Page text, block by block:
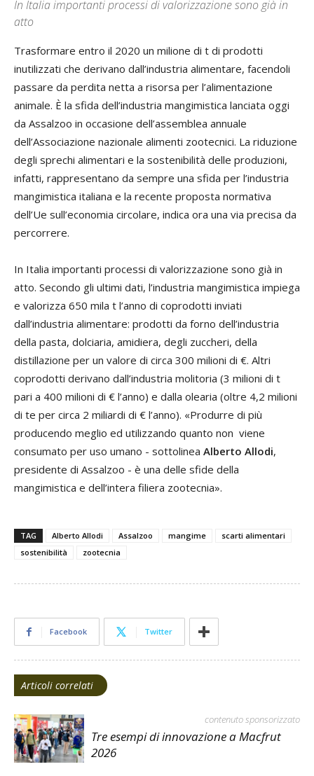
In Italia importanti processi di valorizzazione sono già in
atto
Trasformare entro il 2020 un milione di t di prodotti
inutilizzati che derivano dall’industria alimentare, facendoli
passare da perdita netta a risorsa per l’alimentazione
animale. È la sfida dell’industria mangimistica lanciata oggi
da Assalzoo in occasione dell’assemblea annuale
dell’Associazione nazionale alimenti zootecnici. La riduzione
degli sprechi alimentari e la sostenibilità delle produzioni,
infatti, rappresentano da sempre una sfida per l’industria
mangimistica italiana e la recente proposta normativa
dell’Ue sull’economia circolare, indica ora una via precisa da
percorrere.
In Italia importanti processi di valorizzazione sono già in
atto. Secondo gli ultimi dati, l’industria mangimistica impiega
e valorizza 650 mila t l’anno di coprodotti inviati
dall’industria alimentare: prodotti da forno dell’industria
della pasta, dolciaria, amidiera, degli zuccheri, della
distillazione per un valore di circa 300 milioni di €. Altri
coprodotti derivano dall’industria molitoria (3 milioni di t
pari a 400 milioni di € l’anno) e dalla olearia (oltre 4,2 milioni
di te per circa 2 miliardi di € l’anno). «Produrre di più
producendo meglio ed utilizzando quanto non viene
consumato per uso umano - sottolinea Alberto Allodi,
presidente di Assalzoo - è una delle sfide della
mangimistica e dell’intera filiera zootecnia».
TAG Alberto Allodi Assalzoo mangime
scarti alimentari
sostenibilità
zootecnia
Facebook Twitter
Articoli correlati
contenuto sponsorizzato
Tre esempi di innovazione a Macfrut
2026